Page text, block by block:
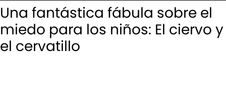
Una fantástica fábula sobre el
miedo para los niños: El ciervo y
el cervatillo